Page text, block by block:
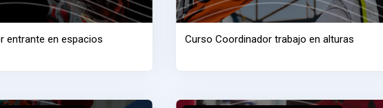
entrante en espacios
Curso Coordinador trabajo en alturas